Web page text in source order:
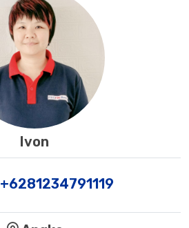
Ivon
+6281234791119